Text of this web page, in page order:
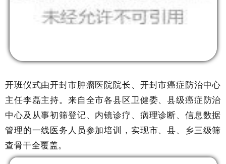
开班仪式由开封市肿瘤医院院长、开封市癌症防治中心
主任李磊主持。来自全市各县区卫健委、县级癌症防治
中心及从事初筛登记、内镜诊疗、病理诊断、信息数据
管理的一线医务人员参加培训，实现市、县、乡三级筛
查骨干全覆盖。